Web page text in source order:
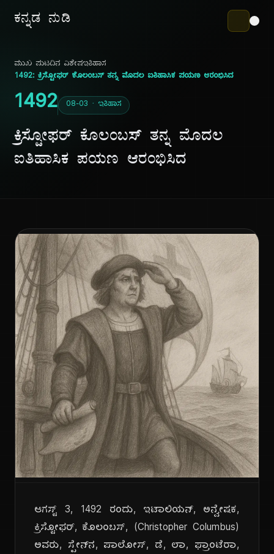
ಕನ್ನಡ ನುಡಿ
ಮುಖ ಪುಟದಿನ ವಿಶೇಷಇತಿಹಾಸ
1492: ಕ್ರಿಸ್ಟೋಫರ್ ಕೊಲಂಬಸ್ ತನ್ನ ಮೊದಲ ಐತಿಹಾಸಿಕ ಪಯಣ ಆರಂಭಿಸಿದ
1492 08-03 · ಇತಿಹಾಸ
ಕ್ರಿಸ್ಟೋಫರ್ ಕೊಲಂಬಸ್ ತನ್ನ ಮೊದಲ
ಐತಿಹಾಸಿಕ ಪಯಣ ಆರಂಭಿಸಿದ
ಆಗಸ್ಟ್ 3, 1492 ರಂದು, ಇಟಾಲಿಯನ್, ಅನ್ವೇಷಕ,
ಕ್ರಿಸ್ಟೋಫರ್, ಕೊಲಂಬಸ್, (Christopher Columbus)
ಅವರು, ಸ್ಪೇನ್‌ನ, ಪಾಲೋಸ್, ಡೆ, ಲಾ, ಫ್ರಾಂಟೆರಾ,